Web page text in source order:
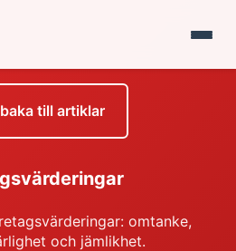
till artiklar
omtanke,
och jämlikhet.